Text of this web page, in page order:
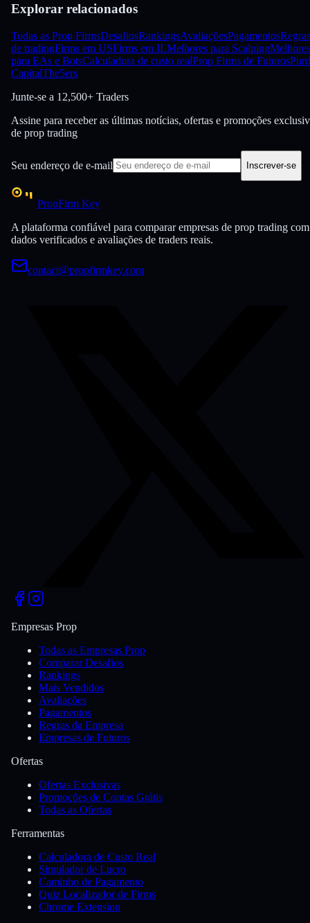
Explorar relacionados
Todas as Prop FirmsDesafiosRankingsAvaliaçõesPagamentosRegras
de tradingFirms em USFirms em ILMelhores para ScalpingMelhores
para EAs e BotsCalculadora de custo realProp Firms de Futuros
CapitalThe5ers
Junte-se a 12,500+ Traders
Assine para receber as últimas notícias, ofertas e promoções
de prop trading
Seu endereço de e-mail Inscrever-se
PropFirm Key
A plataforma confiável para comparar empresas de prop trading com
dados verificados e avaliações de traders reais.
contact@propfirmkey.com
Empresas Prop
Todas as Empresas Prop
Comparar Desafios
Rankings
Mais Vendidos
Avaliações
Pagamentos
Regras da Empresa
Empresas de Futuros
Ofertas
Ofertas Exclusivas
Promoções de Contas Grátis
Todas as Ofertas
Ferramentas
Calculadora de Custo Real
Simulador de Lucro
Caminho de Pagamento
Quiz Localizador de Firms
Chrome Extension